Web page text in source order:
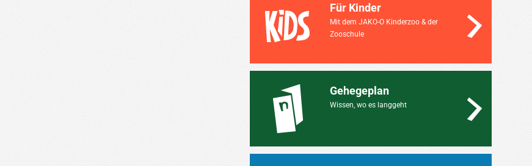
Für Kinder
Mit dem JAKO-O Kinderzoo & der
Zooschule
Gehegeplan
Wissen, wo es langgeht